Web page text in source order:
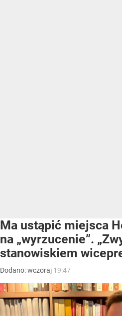
Ma ustąpić miejsca
na „wyrzucenie”.
stanowiskiem
Dodano:wczoraj 19:47